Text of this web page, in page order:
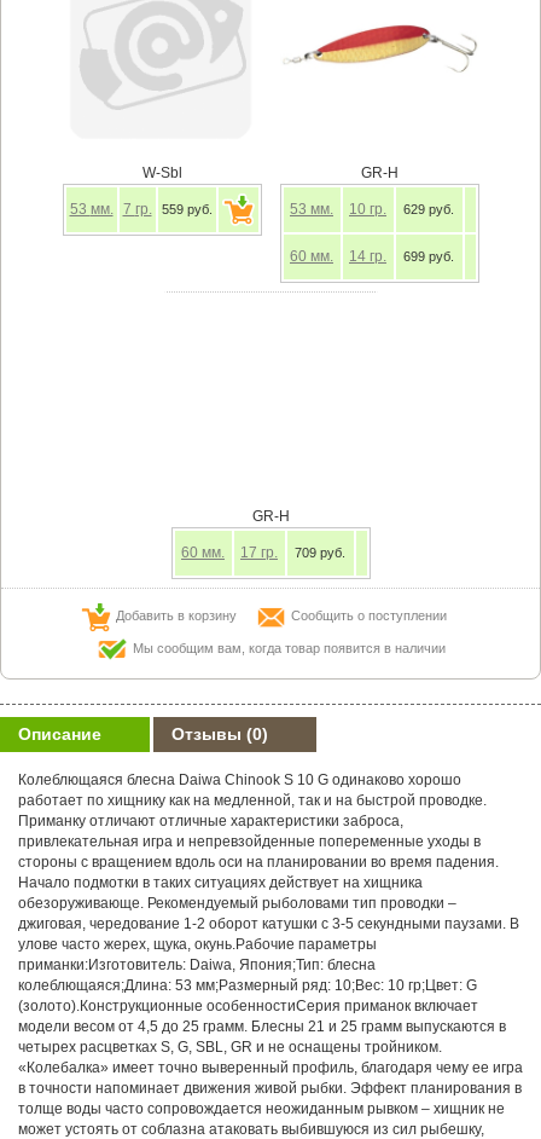
W-Sbl
53 мм. 7 гр. 559 руб.
GR-H
53 мм. 10 гр. 629 руб.
60 мм. 14 гр. 699 руб.
GR-Н
60 мм. 17 гр. 709 руб.
Добавить в корзину Сообщить о поступлении
Мы сообщим вам, когда товар появится в наличии
Описание Отзывы (0)
Колеблющаяся блесна Daiwa Chinook S 10 G одинаково хорошо
работает по хищнику как на медленной, так и на быстрой проводке.
Приманку отличают отличные характеристики заброса,
привлекательная игра и непревзойденные попеременные уходы в
стороны с вращением вдоль оси на планировании во время падения.
Начало подмотки в таких ситуациях действует на хищника
обезоруживающе. Рекомендуемый рыболовами тип проводки –
джиговая, чередование 1-2 оборот катушки с 3-5 секундными паузами. В
улове часто жерех, щука, окунь.Рабочие параметры
приманки:Изготовитель: Daiwa, Япония;Тип: блесна
колеблющаяся;Длина: 53 мм;Размерный ряд: 10;Вес: 10 гр;Цвет: G
(золото).Конструкционные особенностиСерия приманок включает
модели весом от 4,5 до 25 грамм. Блесны 21 и 25 грамм выпускаются в
четырех расцветках S, G, SBL, GR и не оснащены тройником.
«Колебалка» имеет точно выверенный профиль, благодаря чему ее игра
в точности напоминает движения живой рыбки. Эффект планирования в
толще воды часто сопровождается неожиданным рывком – хищник не
может устоять от соблазна атаковать выбившуюся из сил рыбешку,